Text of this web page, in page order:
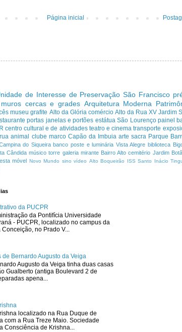
Página inicial
de Interesse de Preservação São Francisco
muros cercas e grades Arquitetura Moderna
museu grafite Alto da Glória comércio Alto da Rua XV Jardim
portas janelas e portões estátua São Lourenço painel
centro cultural e de atividades teatro e cinema transporte
rua animal clube marco Capão da Imbuia arte sacra Parque
do Siqueira banco poste e luminária Vista Alegre biblioteca
Cândida músico torre galeria mirante Bairro Alto cemitério Jardim
móvel Novo Mundo sino vídeo Alto Boqueirão ISS Santo Inácio
da PUCPR
da Pontifícia Universidade
- PUCPR, localizado no campus da
Conceição, no Prado V...
de Bernardo Augusto da Veiga
Augusto da Veiga tinha duas casas
Gualberto (antiga Boulevard 2 de
apena...
localizado na Rua Duque de
com a Rua Treze Maio. Sociedade
Consciência de Krishna...